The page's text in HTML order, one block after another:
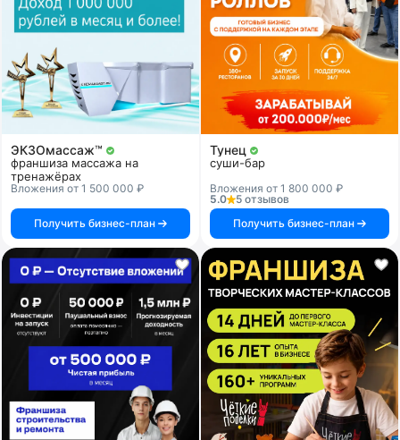
ЭКЗОмассаж™
франшиза массажа на
тренажёрах
Вложения от 1 500 000 ₽
Получить бизнес-план
Тунец
суши-бар
Вложения от 1 800 000 ₽
5.0
5 отзывов
Получить бизнес-план